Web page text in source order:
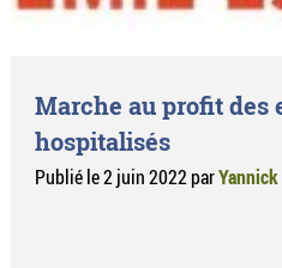
Marche au profit
hospitalisés
Publié le2 juin 2022par